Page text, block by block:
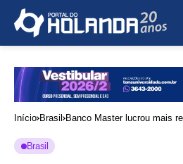
Início Brasil
Banco Master lucrou mais
Brasil